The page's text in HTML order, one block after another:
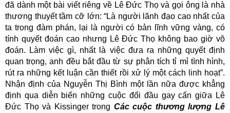
đã dành một bài viết riêng về Lê Đức Thọ và gọi ông là nhà
thương thuyết tầm cỡ lớn: “Là người lãnh đạo cao nhất của
ta trong đàm phán, lại là người có bản lĩnh vững vàng, có
tính quyết đoán cao nhưng Lê Đức Thọ không bao giờ võ
đoán. Làm việc gì, nhất là việc đưa ra những quyết định
quan trọng, anh đều bắt đầu từ sự phân tích tỉ mỉ tình hình,
rút ra những kết luận cần thiết rồi xử lý một cách linh hoạt”.
Nhận định của Nguyễn Thị Bình một lần nữa được khẳng
định qua diễn biến những cuộc đối đầu gay cấn giữa Lê
Đức Thọ và Kissinger trong Các cuộc thương lượng Lê